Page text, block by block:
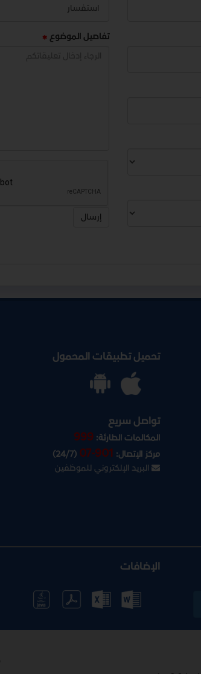
تفاصيل الموضوع
إرسال
تحميل تطبيقات المحمول
تواصل سريع
المكالمات الطارئة:999
مركز الإتصال: 07-901
(24/7)
البريد الإلكتروني للموظفين
الإضافات